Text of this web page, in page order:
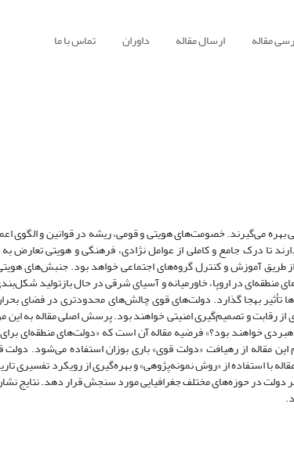
مقاله ارسال مقاله داوران تماس با ما
می‌گیرند. خصومت‌های هویتی و قومی، ریشه در قوانین و الگوی
تا درک جامع و کاملی از عوامل نژادی، فرهنگی و هویتی تعارض
در اروپا، خاورمیانه و آسیای شرقی در حال بازتولید
بهجا گذارد. دولت‌های قوی چالش‌های محدودتری در فضای
رقابت و تصمیم‌گیری امنیتی خواهند بود. پرسش اصلی مقاله به
خواهند بود؟» فرضیه مقاله آن است که «دولت‌های منطقه‌ای
مقاله از رهیافت «دولت قوی» باری‌ بوزان استفاده می‌شود. دولت
با استفاده از «روش نمونه‌پژوهی» و بهره‌گیری از رویکرد تفسیری
دولت در حوزه‌های مختلف جغرافیایی مورد سنجش قرار دهد. نتایج